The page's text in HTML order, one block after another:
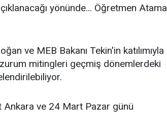
yönünde... Öğretmen Atama
ve MEB Bakanı Tekin'in katılımıyla
mitingleri geçmiş dönemlerdeki
ve 24 Mart Pazar günü